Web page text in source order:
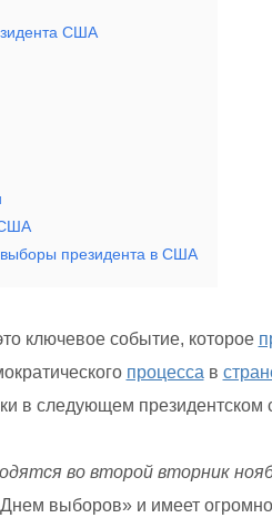
США
США
выборы президента в США
ключевое событие, которое
процесса в
в следующем президентском
во второй вторник
выборов» и имеет